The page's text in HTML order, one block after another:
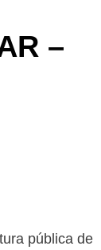
–
pública de